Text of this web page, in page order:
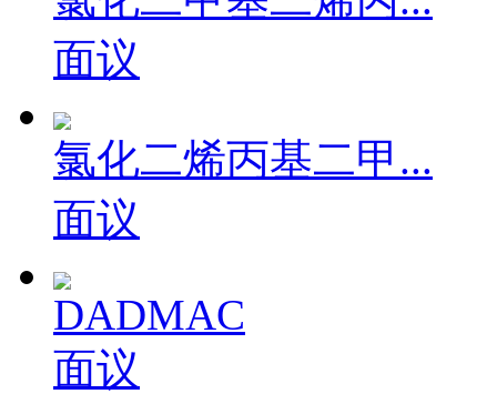
面议
氯化二烯丙基二甲...
面议
DADMAC
面议